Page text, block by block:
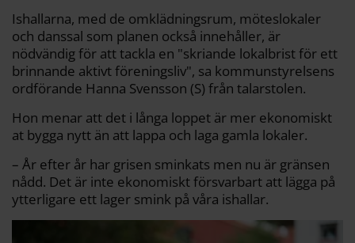
Ishallarna, med de omklädningsrum, möteslokaler
och danssal som planen också innehåller, är
nödvändig för att tackla en "skriande lokalbrist för ett
brinnande aktivt föreningsliv", sa kommunstyrelsens
ordförande Hanna Svensson (S) från talarstolen.
Hon menar att det i långa loppet är mer ekonomiskt
at bygga nytt än att lappa och laga gamla lokaler.
– År efter år har grisen sminkats men nu är gränsen
nådd. Det är inte ekonomiskt försvarbart att lägga på
ytterligare ett lager smink på våra ishallar.